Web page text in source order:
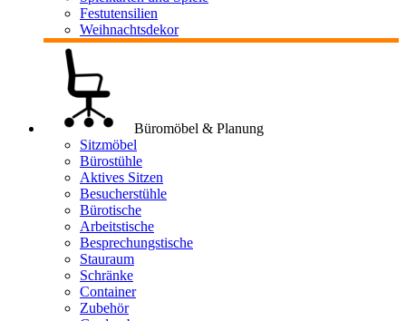
Festutensilien
Weihnachtsdekor
Büromöbel & Planung
Sitzmöbel
Bürostühle
Aktives Sitzen
Besucherstühle
Bürotische
Arbeitstische
Besprechungstische
Stauraum
Schränke
Container
Zubehör